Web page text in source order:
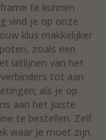
te kunnen
vind je op onze
klus makkelijker
zoals een
uitlijnen van het
tot aan
als je op
aan het juiste
te bestellen. Zelf
waar je moet zijn.